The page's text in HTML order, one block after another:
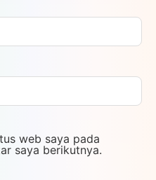
web saya pada
saya berikutnya.